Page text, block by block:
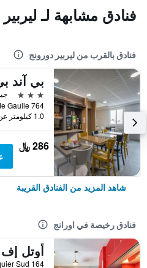
فنادق مشابهة لـ
فنادق بالقرب من ليربير دورونج
3 نجوم
جيد
1.0 كيلومتر عن وسط المدينة
286 ﷼
شاهد المزيد من الفنادق القريبة
فنادق رخيصة في اورانج